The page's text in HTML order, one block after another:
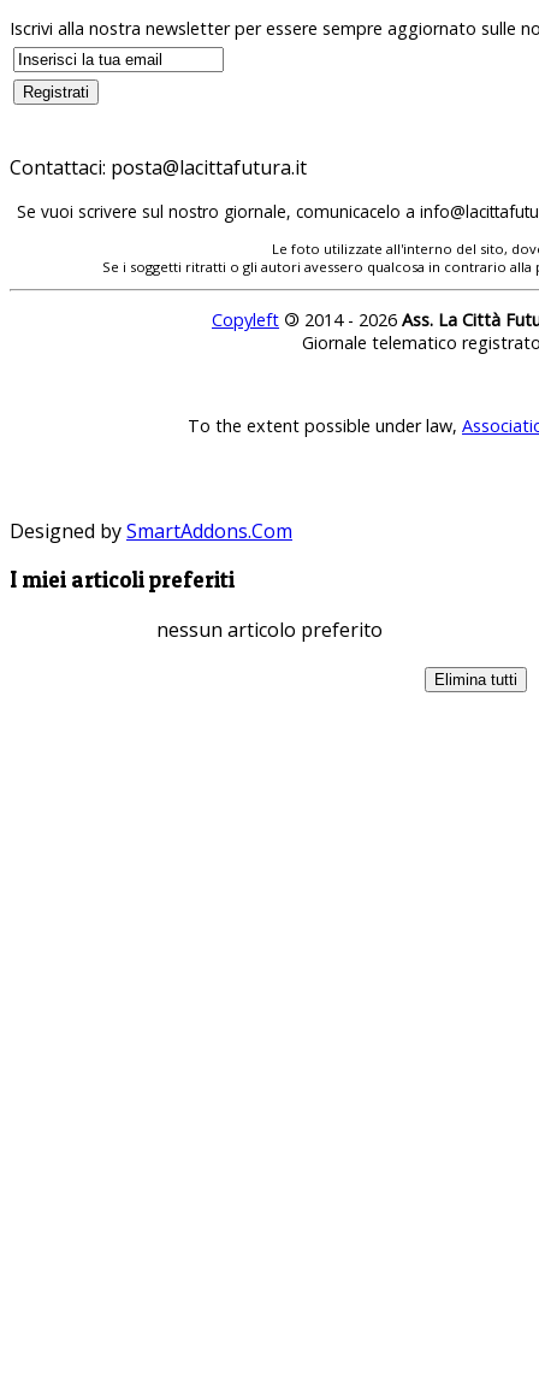
Iscrivi alla nostra newsletter per essere sempre aggiornato sulle
Contattaci:
Se vuoi scrivere sul nostro giornale, comunicacelo a
Le foto utilizzate all'interno del sito,
Se i soggetti ritratti o gli autori avessero qualcosa in contrario
Copyleft © 2014 - 2026 Ass. La Città
Giornale telematico
To the extent possible under law,
Designed bySmartAddons.Com
I miei articoli preferiti
nessun articolo preferito